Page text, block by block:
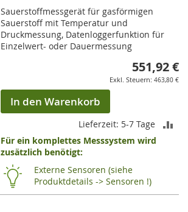
Sauerstoffmessgerät für gasförmigen
Sauerstoff mit Temperatur und
Druckmessung, Datenloggerfunktion für
Einzelwert- oder Dauermessung
551,92 €
463,80 €
In den Warenkorb
Lieferzeit: 5-7 Tage
Für ein komplettes Messsystem wird
zusätzlich benötigt:
Externe Sensoren (siehe
Produktdetails -> Sensoren !)